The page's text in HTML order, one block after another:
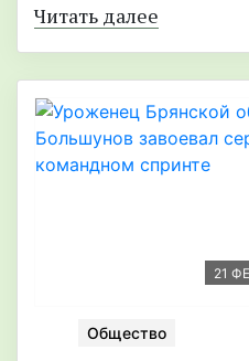
Читать далее
21
Общество